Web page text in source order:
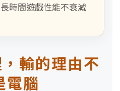
時間遊戲性能不衰減
輸的理由不
電腦